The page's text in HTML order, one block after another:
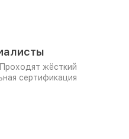
Проходят жёсткий
сертификация